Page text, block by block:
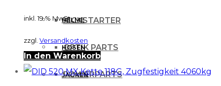
KICKSTARTER
OPTIK PARTS
POWERPARTS
HELME
HOSEN
JACKEN
inkl. 19 % MwSt.
zzgl. Versandkosten
In den Warenkorb